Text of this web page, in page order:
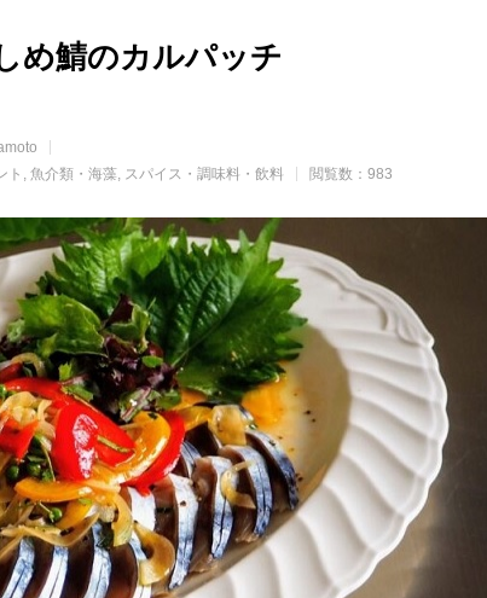
め鯖のカルパッチ
ト 魚介類・海藻 スパイス・調味料・飲料 閲覧数：983